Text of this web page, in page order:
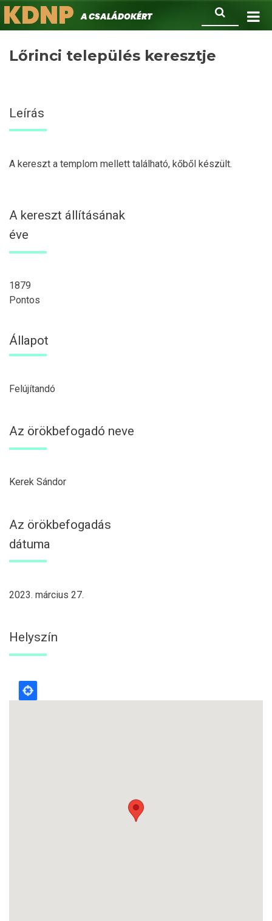
Ugrás
a
Keresés
KDNPA családokért.
Lőrinci település keresztje
Leírás
A kereszt a templom mellett található, kőből készült.
A kereszt állításának
éve
1879
Pontos
Állapot
Felújítandó
Az örökbefogadó neve
Kerek Sándor
Az örökbefogadás
dátuma
2023. március 27.
Helyszín